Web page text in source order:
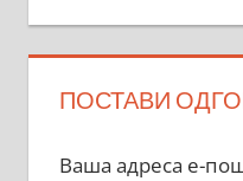
ПОСТАВИ
Ваша адреса е-